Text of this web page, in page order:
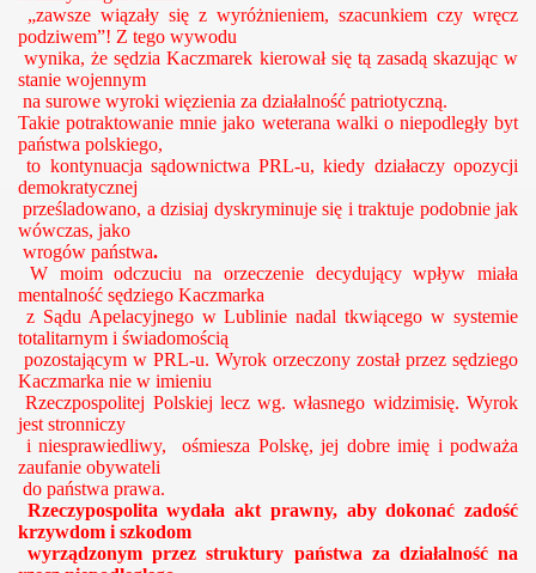
„zawsze wiązały się z wyróżnieniem, szacunkiem czy wręcz
podziwem”! Z tego wywodu
wynika, że sędzia Kaczmarek kierował się tą zasadą skazując w
stanie wojennym
na surowe wyroki więzienia za działalność patriotyczną.
Takie potraktowanie mnie jako weterana walki o niepodległy byt
państwa polskiego,
to kontynuacja sądownictwa PRL-u, kiedy działaczy opozycji
demokratycznej
prześladowano, a dzisiaj dyskryminuje się i traktuje podobnie jak
wówczas, jako
wrogów państwa.
W moim odczuciu na orzeczenie decydujący wpływ miała
mentalność sędziego Kaczmarka
z Sądu Apelacyjnego w Lublinienadal tkwiącego w systemie
totalitarnym i świadomością
pozostającym w PRL-u. Wyrok orzeczony został przez sędziego
Kaczmarka nie w imieniu
Rzeczpospolitej Polskiej lecz wg. własnego widzimisię. Wyrok
jest stronniczy
i niesprawiedliwy, ośmiesza Polskę, jej dobre imię i podważa
zaufanie obywateli
do państwa prawa.
Rzeczypospolita wydała akt prawny, aby dokonać zadość
krzywdom i szkodom
wyrządzonym przez struktury państwa za działalność na